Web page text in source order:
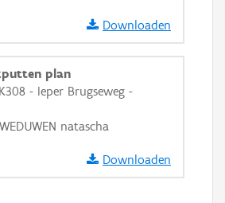
Downloaden
plan
- Ieper Brugseweg -
natascha
Downloaden